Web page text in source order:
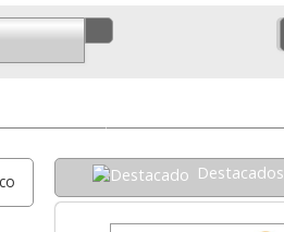
Destacados